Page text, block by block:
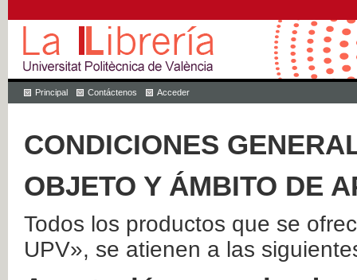
Principal Contáctenos Acceder
CONDICIONES
OBJETO Y ÁMBITO DE
Todos los productos que se
UPV», se atienen a las